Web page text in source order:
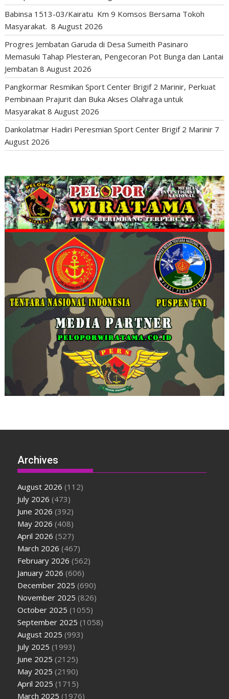
Babinsa 1513-03/Kairatu Km 9 Komsos Bersama Tokoh
Masyarakat. 8 August 2026
Progres Jembatan Garuda di Desa Sumeith Pasinaro
Memasuki Tahap Plesteran, Pengecoran Pot Bunga dan Lantai
Jembatan 8 August 2026
Pangkormar Resmikan Sport Center Brigif 2 Marinir, Perkuat
Pembinaan Prajurit dan Buka Akses Olahraga untuk
Masyarakat 8 August 2026
Dankolatmar Hadiri Peresmian Sport Center Brigif 2 Marinir 7
August 2026
Archives
August 2026 (112)
July 2026 (473)
June 2026 (392)
May 2026 (408)
April 2026 (527)
March 2026 (467)
February 2026 (562)
January 2026 (606)
December 2025 (690)
November 2025 (826)
October 2025 (1055)
September 2025 (1058)
August 2025 (993)
July 2025 (1993)
June 2025 (2125)
May 2025 (2190)
April 2025 (1715)
March 2025 (1976)